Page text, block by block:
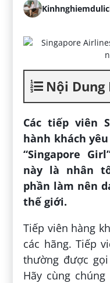
Nội Dung
Các tiếp viên
hành khách
“Singapore
này là nhân
phần làm nên
thế giới.
Tiếp viên hàng
các hãng. Tiếp
thường được gọi
Hãy cùng